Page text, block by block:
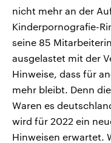
nicht mehr an der
Kinderpornografie-
seine 85
ausgelastet mit der
Hinweise, dass für
mehr bleibt. Denn
Waren es
wird für 2022 ein
Hinweisen erwartet.